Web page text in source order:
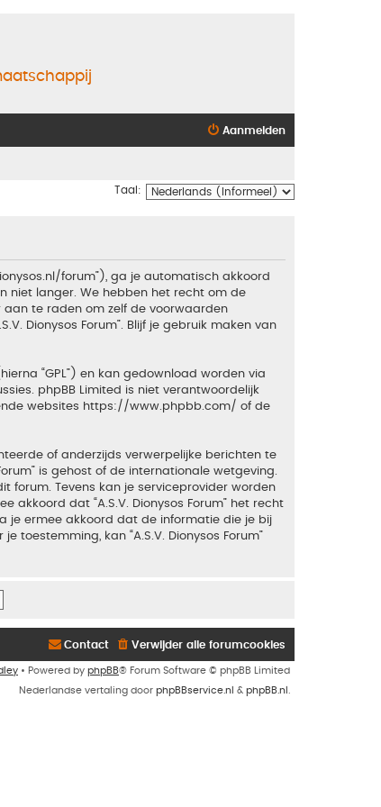
Aanmelden
Taal:
forum”), ga je automatisch akkoord
niet langer. We hebben het recht om de
te raden om zelf de voorwaarden
Dionysos Forum”. Blijf je gebruik maken van
“GPL”) en kan gedownload worden via
phpBB Limited is niet verantwoordelijk
websites https://www.phpbb.com/ of de
of anderzijds verwerpelijke berichten te
is gehost of de internationale wetgeving.
forum. Tevens kan je serviceprovider worden
dat “A.S.V. Dionysos Forum” het recht
je ermee akkoord dat de informatie die je bij
kan “A.S.V. Dionysos Forum”
Verwijder alle forumcookies
Contact
• Powered by phpBB® Forum Software © phpBB Limited
Nederlandse vertaling door phpBBservice.nl & phpBB.nl